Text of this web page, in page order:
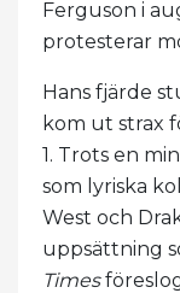
Ferguson i
protesterar
Hans fjärde
kom ut strax
1. Trots en
som lyriska
West och
uppsättning
Times